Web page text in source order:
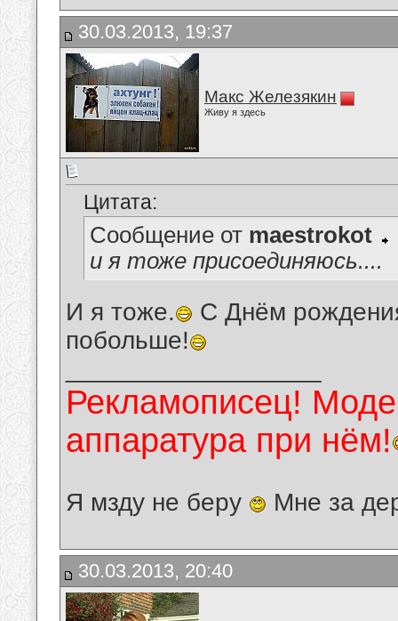
30.03.2013, 19:37
Макс Железякин
Живу я здесь
Цитата:
Сообщение от maestrokot
и я тоже присоединяюсь....
И я тоже.
С Днём
побольше!
Рекламописец!
аппаратура при нём!
Я мзду не беру Мне за
30.03.2013, 20:40